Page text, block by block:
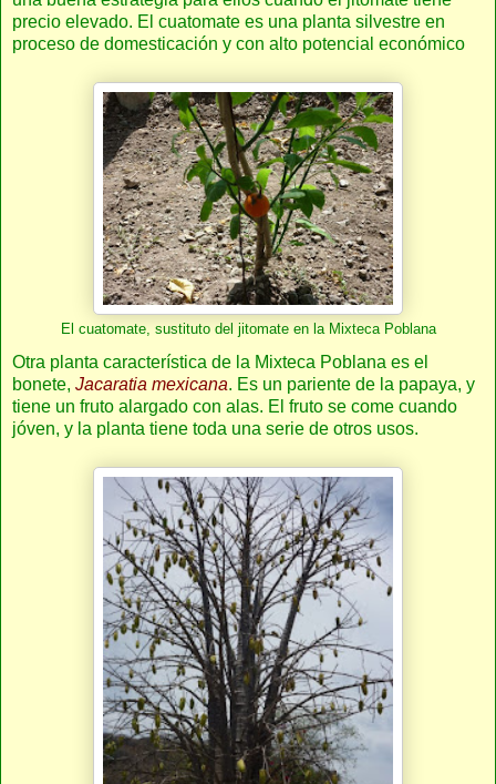
precio elevado. El cuatomate es una planta silvestre en
proceso de domesticación y con alto potencial económico
El cuatomate, sustituto del jitomate en la Mixteca Poblana
Otra planta característica de la Mixteca Poblana es el
bonete, Jacaratia mexicana. Es un pariente de la papaya, y
tiene un fruto alargado con alas. El fruto se come cuando
jóven, y la planta tiene toda una serie de otros usos.